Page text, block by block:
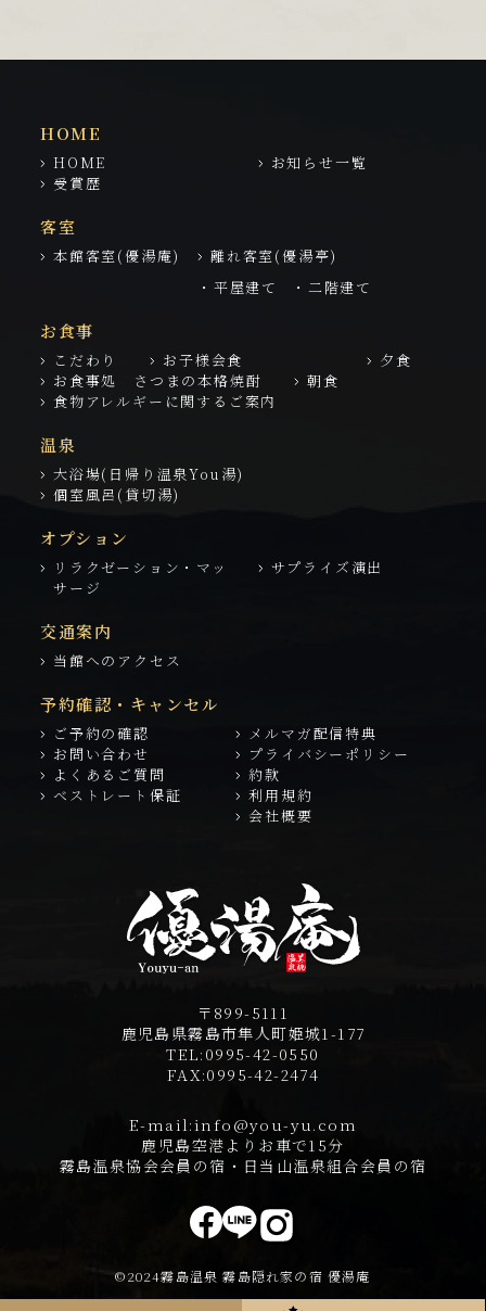
HOME
HOME
お知らせ一覧
受賞歴
客室
本館客室(優湯庵)
離れ客室(優湯亭)
・平屋建て
・二階建て
お食事
こだわり お子様会食
夕食
お食事処 さつまの本格焼酎
朝食
食物アレルギーに関するご案内
温泉
大浴場(日帰り温泉You湯)
個室風呂(貸切湯)
オプション
リラクゼーション・マッ
サージ
サプライズ演出
交通案内
当館へのアクセス
予約確認・キャンセル
ご予約の確認
メルマガ配信特典
お問い合わせ
プライバシーポリシー
よくあるご質問
約款
ベストレート保証
利用規約
会社概要
〒899-5111
鹿児島県霧島市隼人町姫城1-177
TEL: 0995-42-0550
FAX:0995-42-2474
E-mail:info@you-yu.com
鹿児島空港よりお車で15分
霧島温泉協会会員の宿・日当山温泉組合会員の宿
©2024霧島温泉 霧島隠れ家の宿 優湯庵